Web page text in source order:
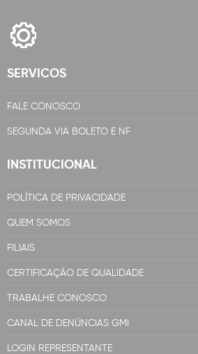
SERVICOS
FALE CONOSCO
SEGUNDA VIA BOLETO E NF
INSTITUCIONAL
POLÍTICA DE PRIVACIDADE
QUEM SOMOS
FILIAIS
CERTIFICAÇÃO DE QUALIDADE
TRABALHE CONOSCO
CANAL DE DENÚNCIAS GMI
LOGIN REPRESENTANTE